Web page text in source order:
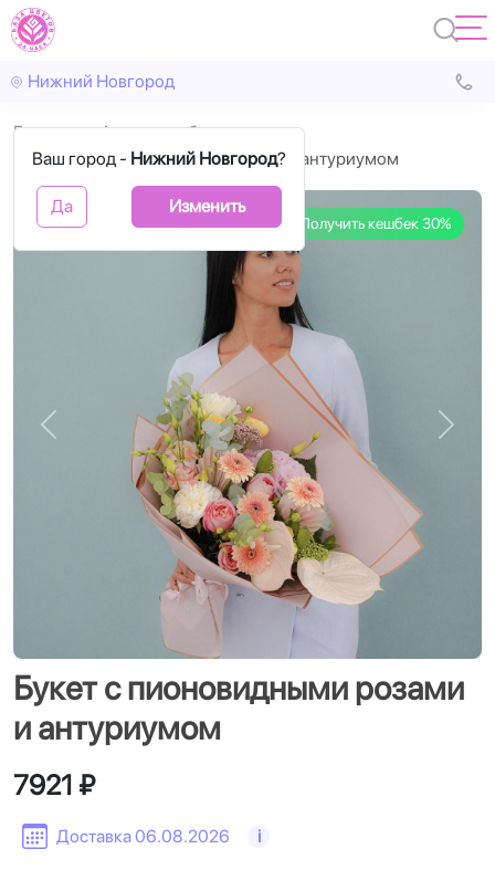
Нижний Новгород
Ваш город - Нижний Новгород?
Да Изменить
Главная
Авторские букеты
Букет с пионовидными розами и антуриумом
Получить кешбек 30%
Назад
Букет с пионовидными розами
и антуриумом
Доставка 06.08.2026 i
7921 ₽